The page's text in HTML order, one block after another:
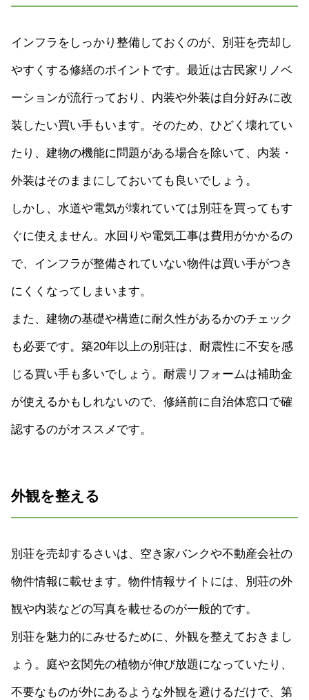
インフラをしっかり整備しておくのが、別荘を売却し
やすくする修繕のポイントです。最近は古民家リノベ
ーションが流行っており、内装や外装は自分好みに改
装したい買い手もいます。そのため、ひどく壊れてい
たり、建物の機能に問題がある場合を除いて、内装・
外装はそのままにしておいても良いでしょう。
しかし、水道や電気が壊れていては別荘を買ってもす
ぐに使えません。水回りや電気工事は費用がかかるの
で、インフラが整備されていない物件は買い手がつき
にくくなってしまいます。
また、建物の基礎や構造に耐久性があるかのチェック
も必要です。築20年以上の別荘は、耐震性に不安を感
じる買い手も多いでしょう。耐震リフォームは補助金
が使えるかもしれないので、修繕前に自治体窓口で確
認するのがオススメです。
外観を整える
別荘を売却するさいは、空き家バンクや不動産会社の
物件情報に載せます。物件情報サイトには、別荘の外
観や内装などの写真を載せるのが一般的です。
別荘を魅力的にみせるために、外観を整えておきまし
ょう。庭や玄関先の植物が伸び放題になっていたり、
不要なものが外にあるような外観を避けるだけで、第